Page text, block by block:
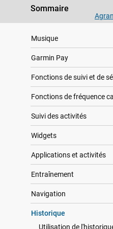
Sommaire
Fonctions Intelligentes
Musique
Garmin Pay
Fonctions de suivi et de
Fonctions de fréquence
Suivi des activités
Widgets
Applications et activités
Entraînement
Navigation
Historique
Utilisation de